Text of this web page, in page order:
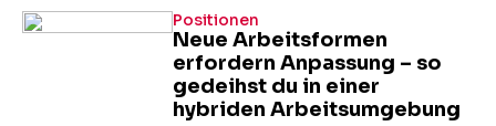
Neue Arbeitsformen
erfordern Anpassung – so
gedeihst du in einer
hybriden Arbeitsumgebung
Positionen